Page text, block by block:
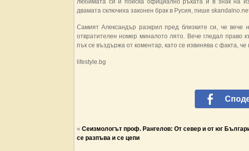
любимата си и поиска официално ръката й в знак на
двамата сключиха законен брак в Русия, пише
Самият Александър разкрил пред близките си, че вече
отвратителен номер миналото лято. Вече гледал право
пък се въздържа от коментар, като се извинява с факта,
lifestyle.bg
« Сеизмологът проф. Рангелов: От север и от юг
се разпъва и се цепи